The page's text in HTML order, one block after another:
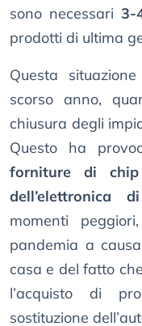
sono necessari 3-
prodotti di ultima
Questa
scorso anno,
chiusura degli
Questo ha
forniture di
dell’elettronica
momenti
pandemia a
casa e del fatto
l’acquisto di
sostituzione